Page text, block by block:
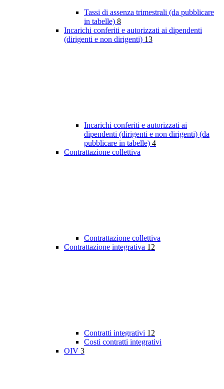
Tassi di assenza trimestrali (da pubblicare
in tabelle) 8
Incarichi conferiti e autorizzati ai dipendenti
(dirigenti e non dirigenti) 13
Incarichi conferiti e autorizzati ai
dipendenti (dirigenti e non dirigenti) (da
pubblicare in tabelle) 4
Contrattazione collettiva
Contrattazione collettiva
Contrattazione integrativa 12
Contratti integrativi 12
Costi contratti integrativi
OIV 3